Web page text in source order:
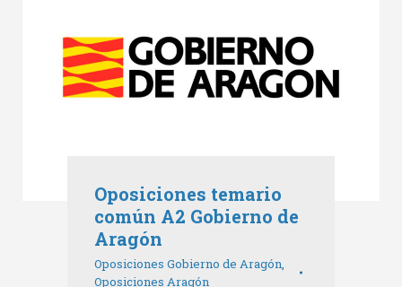
Oposiciones temario
común A2 Gobierno de
Aragón
Oposiciones Gobierno de Aragón,
Oposiciones Aragón